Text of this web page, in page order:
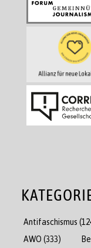
Antifaschismus
AWO (333)